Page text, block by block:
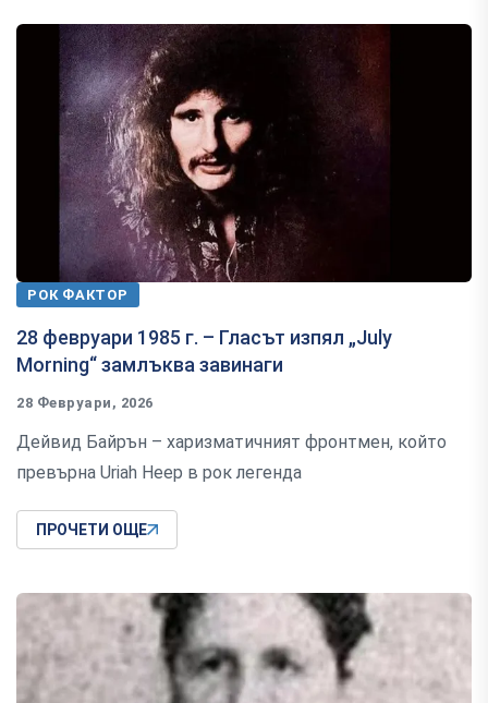
РОК ФАКТОР
28 февруари 1985 г. – Гласът изпял „July
Morning“ замлъква завинаги
28 Февруари, 2026
Дейвид Байрън – харизматичният фронтмен, който
превърна Uriah Heep в рок легенда
ПРОЧЕТИ ОЩЕ